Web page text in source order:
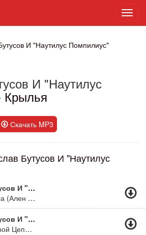
И "Наутилус Помпилиус"
И "Наутилус
Скачать MP3
Бутусов И "Наутилус
Вячеслав Бутусов И "Наутилус Помпилиус"
Взгляд С Экрана (Ален Делон)
Вячеслав Бутусов И "Наутилус Помпилиус"
Скованные Одной Цепью (2010)